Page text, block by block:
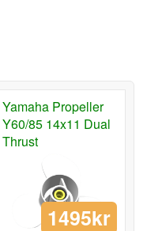
Yamaha Propeller
Y60/85 14x11 Dual
Thrust
1495kr